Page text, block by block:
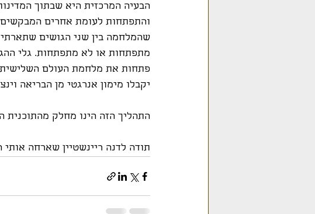
הבעיה המרכזית היא שבתוך
והתפתחות לעומת אחרים
שהמלחמה בין שני הגושים
מתפתחות או לא מתפתחות. גלי
פתחות את מלחמת העולם
יקבלו מימון אנרגטי מן הבריאה
התהליך הזה הינו מחלק מהתוכנית
תודה לדנה ריינשטיין שארחה